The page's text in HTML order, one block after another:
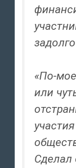
«По-
или
Сделал